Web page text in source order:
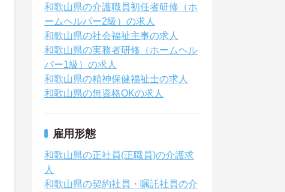
和歌山県の介護職員初任者研修（ホ
ームヘルパー2級）の求人
和歌山県の社会福祉主事の求人
和歌山県の実務者研修（ホームヘル
パー1級）の求人
和歌山県の精神保健福祉士の求人
和歌山県の無資格OKの求人
雇用形態
和歌山県の正社員(正職員)の介護求
人
和歌山県の契約社員・嘱託社員の介